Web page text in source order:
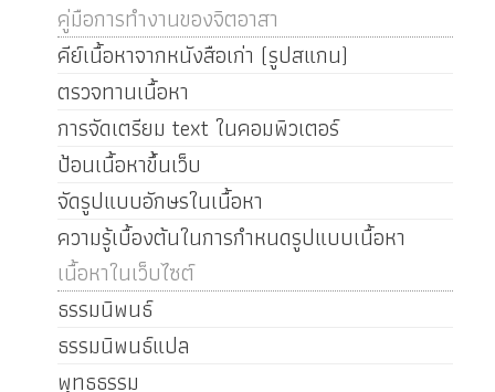
คู่มือการทำงานของจิตอาสา
คีย์เนื้อหาจากหนังสือเก่า (รูปสแกน)
ตรวจทานเนื้อหา
การจัดเตรียม text ในคอมพิวเตอร์
ป้อนเนื้อหาขึ้นเว็บ
จัดรูปแบบอักษรในเนื้อหา
ความรู้เบื้องต้นในการกำหนดรูปแบบเนื้อหา
เนื้อหาในเว็บไซต์
ธรรมนิพนธ์
ธรรมนิพนธ์แปล
พุทธธรรม